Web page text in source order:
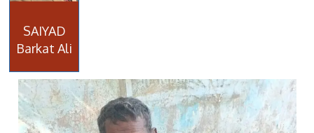
SAIYAD
Barkat Ali